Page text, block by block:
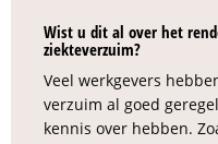
Wist u dit al over het
ziekteverzuim?
Veel werkgevers
verzuim al goed
kennis over hebben.